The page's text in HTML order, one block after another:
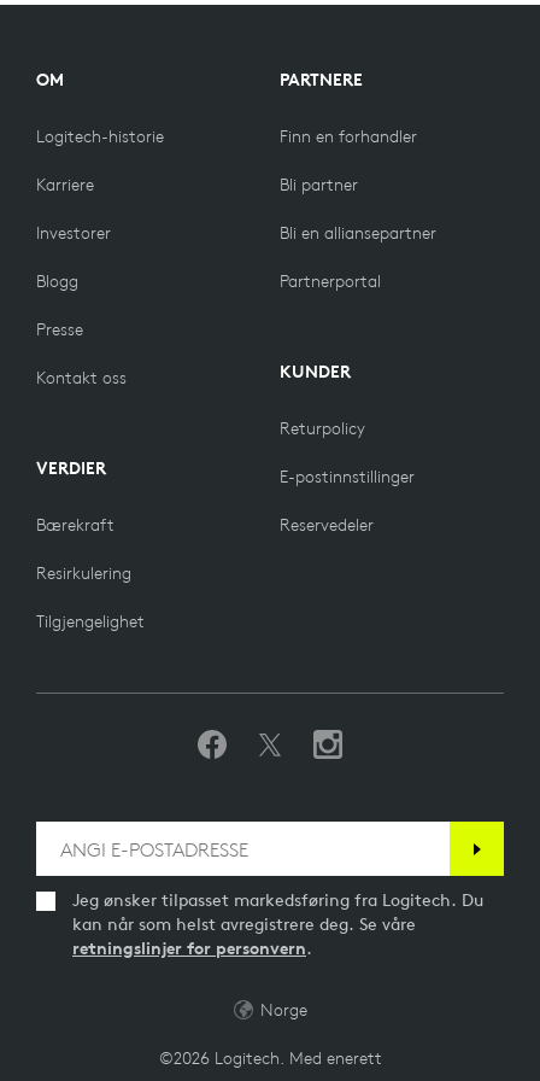
OM
Logitech-historie
Karriere
Investorer
Blogg
Presse
Kontakt oss
VERDIER
Bærekraft
Resirkulering
Tilgjengelighet
PARTNERE
Finn en forhandler
Bli partner
Bli en alliansepartner
Partnerportal
KUNDER
Returpolicy
E-postinnstillinger
Reservedeler
Jeg ønsker tilpasset markedsføring fra Logitech. Du
kan når som helst avregistrere deg. Se våre
retningslinjer for personvern.
©2026 Logitech. Med enerett
Norge